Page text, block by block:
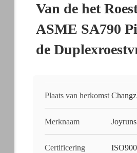
Van de het
ASME SA790
de
Plaats van herkomst
Merknaam Joyruns
Certificering